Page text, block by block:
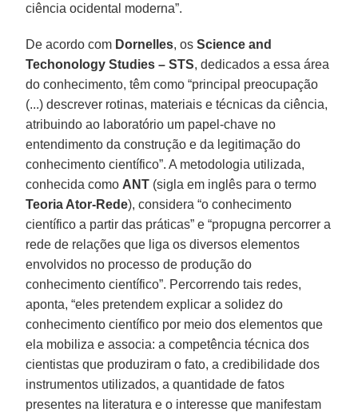
ciência ocidental moderna”.
De acordo com Dornelles, osScience and
Techonology Studies – STS, dedicados a essa área
do conhecimento, têm como “principal preocupação
(...) descrever rotinas, materiais e técnicas da ciência,
atribuindo ao laboratório um papel-chave no
entendimento da construção e da legitimação do
conhecimento científico”. A metodologia utilizada,
conhecida como ANT (sigla em inglês para o termo
Teoria Ator-Rede), considera “o conhecimento
científico a partir das práticas” e “propugna percorrer a
rede de relações que liga os diversos elementos
envolvidos no processo de produção do
conhecimento científico”. Percorrendo tais redes,
aponta, “eles pretendem explicar a solidez do
conhecimento científico por meio dos elementos que
ela mobiliza e associa: a competência técnica dos
cientistas que produziram o fato, a credibilidade dos
instrumentos utilizados, a quantidade de fatos
presentes na literatura e o interesse que manifestam